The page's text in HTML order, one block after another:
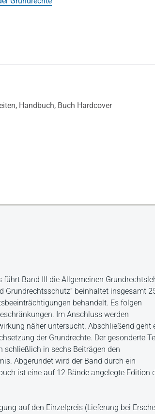
Handbuch, Buch Hardcover
Band III die Allgemeinen
Grundrechtsschutz“ beinhaltet insgesamt
behandelt. Es folgen
Im Anschluss werden
näher untersucht. Abschließend geht
der Grundrechte. Der gesonderte
schließlich in sechs Beiträgen den
Abgerundet wird der Band durch ein
ist eine auf 12 Bände angelegte Edition
auf den Einzelpreis (Lieferung bei